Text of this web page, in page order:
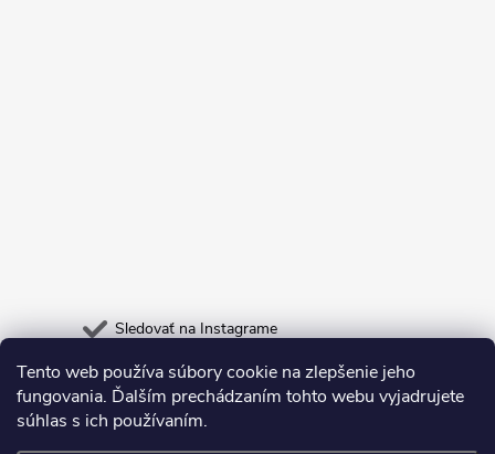
Tento web používa súbory cookie na zlepšenie jeho
fungovania. Ďalším prechádzaním tohto webu vyjadrujete
súhlas s ich používaním.
Sledovať na Instagrame
Heureka.sk Odpadneš.sk